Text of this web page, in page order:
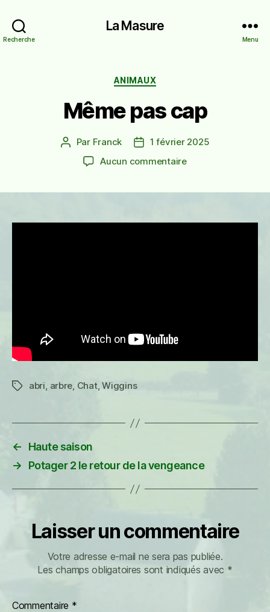
Recherche
La Masure
Menu
Catégories
ANIMAUX
Même pas cap
Auteur
l’article
Par Franck
Date1 février 2025
Aucun commentairesur
Étiquettes
abri, arbre, Chat,Wiggins
←
Haute saison
→
Potager 2 le retour de la vengeance
Laisser un commentaire
Votre adresse e-mail ne sera pas publiée.
Les champs obligatoires sont indiqués avec *
Commentaire *